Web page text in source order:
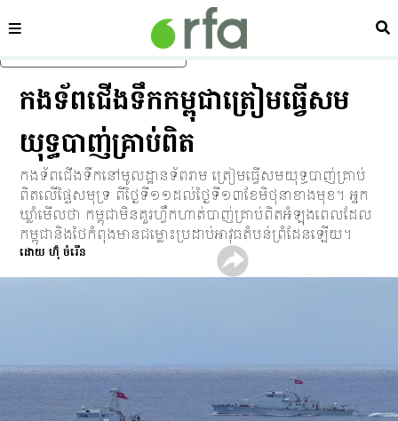
រំលងទៅមាតិកាចម្បង
ផ្នែក ស្វ
កងទ័ពជើងទឹកកម្ពុជាត្រៀមធ្វើសម
យុទ្ធបាញ់គ្រាប់ពិត
កងទ័ពជើងទឹកនៅមូលដ្ឋានទ័ពរាម ត្រៀមធ្វើសមយុទ្ធបាញ់គ្រាប់
ពិតលើផ្ទៃសមុទ្រ ពីថ្ងៃទី១១ដល់ថ្ងៃទី១៣ខែមិថុនាខាងមុខ។ អ្នក
ឃ្លាំមើលថា កម្ពុជាមិនគួរហ្វឹកហាត់បាញ់គ្រាប់ពិតអំឡុងពេលដែល
កម្ពុជានិងថៃកំពុងមានជម្លោះប្រដាប់អាវុធតំបន់ព្រំដែនឡើយ។
ដោយ ហ៊ុំ ចំរើន